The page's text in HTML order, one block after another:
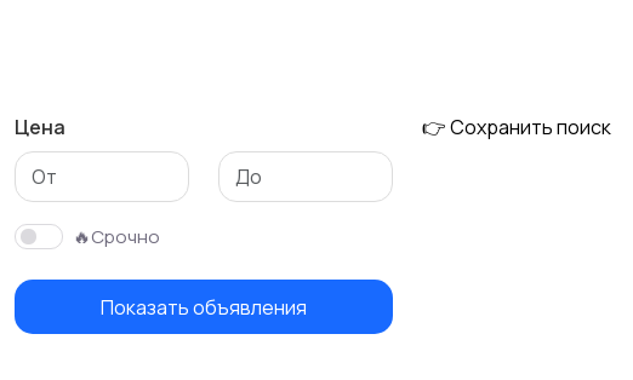
Цена
🔥Срочно
Показать объявления
👉 Сохранить поиск